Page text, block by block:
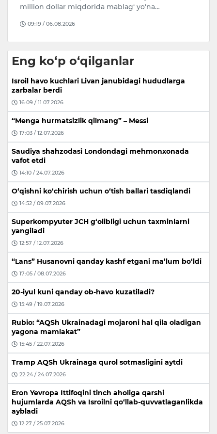
o‘tgan yig‘ilishda «Ijtimoiy rivojlanishni
Eng ko‘p o‘qilganlar
Isroil havo kuchlari Livan janubidagi hududlarga
zarbalar berdi
16:09 / 11.07.2026
“Menga hurmatsizlik qilmang” – Messi
17:03 / 12.07.2026
Saudiya shahzodasi Londondagi mehmonxonada
vafot etdi
14:10 / 24.07.2026
O‘qishni ko‘chirish uchun o‘tish ballari tasdiqlandi
14:52 / 09.07.2026
Superkompyuter JCH g‘olibligi uchun taxminlarni
yangiladi
12:57 / 12.07.2026
“Lans” Husanovni qanday kashf etgani ma’lum bo‘ldi
17:05 / 08.07.2026
20-iyul kuni qanday ob-havo kuzatiladi?
15:49 / 19.07.2026
Rubio: “AQSh Ukrainadagi mojaroni hal qila oladigan
yagona mamlakat”
15:45 / 22.07.2026
Tramp AQSh Ukrainaga qurol sotmasligini aytdi
22:24 / 24.07.2026
Eron Yevropa Ittifoqini tinch aholiga qarshi
hujumlarda AQSh va Isroilni qo‘llab-quvvatlaganlikda
aybladi
12:27 / 25.07.2026